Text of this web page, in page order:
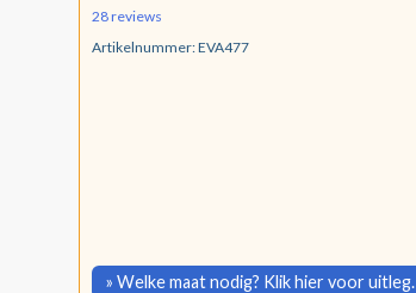
28 reviews
Artikelnummer:EVA477
» Welke maat nodig? Klik hier voor uitleg.